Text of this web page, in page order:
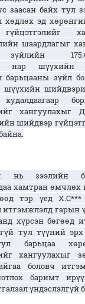
заасан байх тул
хөдлөх эд
шаардлагыг
зүйлийн
нар шүүхийн
барьцааны зүйл
шүүхийн
худалдаагаар
хангуулахыг
шийдвэр
нь зээлийн
хамтран өмчлөх
тэр үед Х.С***
итгэмжлэлд гарын
хүрсэн бөгөөд
тул түүний
барьцаа
хангуулахыг
боловч
баримт
үндэслэлгүй